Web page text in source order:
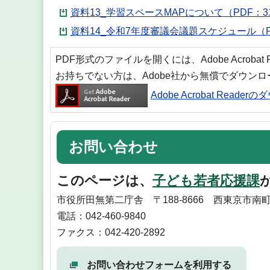
資料13_学習スペースMAPについて（PDF：
資料14_令和7年度審議会議題スケジュール（
PDF形式のファイルを開くには、Adobe Acrobat
お持ちでない方は、Adobe社から無償でダウン
Adobe Acrobat Readerの
お問い合わせ
このページは、 子ども若者応援課
市役所田無第二庁舎 〒188-8666 西東京市南
電話：042-460-9840
ファクス：042-420-2892
お問い合わせフォームを利用する